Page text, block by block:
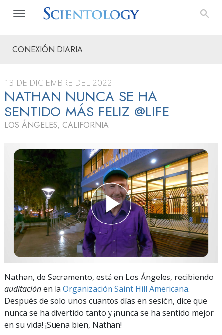
CONEXIÓN DIARIA
13 DE DICIEMBRE DEL 2022
NATHAN NUNCA SE HA
SENTIDO MÁS FELIZ @LIFE
LOS ÁNGELES, CALIFORNIA
Nathan, de Sacramento, está en Los Ángeles, recibiendo
auditaciónen la Organización Saint Hill Americana.
Después de solo unos cuantos días en sesión, dice que
nunca se ha divertido tanto y ¡nunca se ha sentido mejor
en su vida! ¡Suena bien, Nathan!